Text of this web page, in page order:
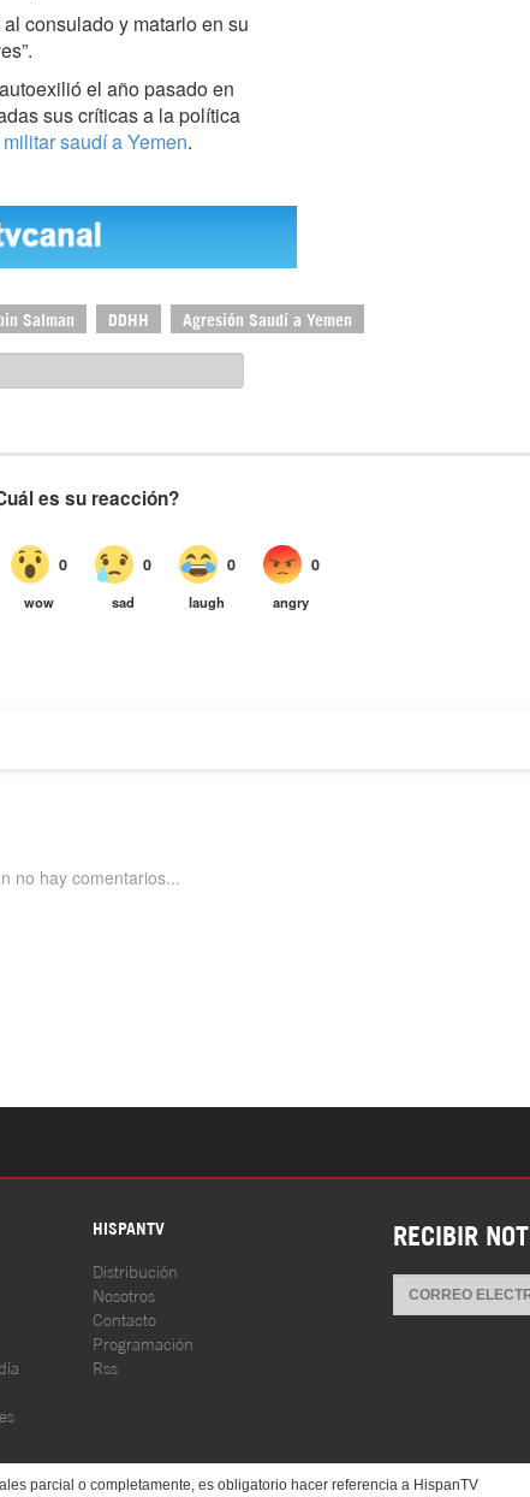
consulado y matarlo en su
el año pasado en
sus críticas a la política
saudí a Yemen.
Salman DDHH Agresión Saudí a Yemen
HISPANTV
Distribución
Nosotros
Contacto
Programación
Rss
RECIBIR
parcial o completamente, es obligatorio hacer referencia a HispanTV